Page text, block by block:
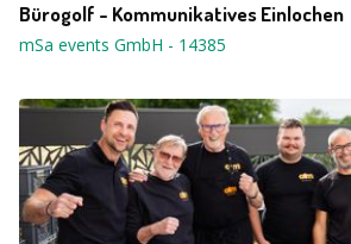
Bürogolf - Kommunikatives Einlochen
mSa events GmbH - 14385